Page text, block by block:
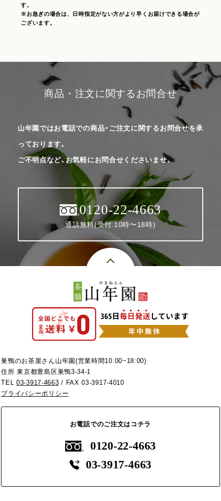
す。
※お急ぎの場合は、日時指定がない方がより早くお届けできる場合が
ございます。
商品・注文に関するお問合せ
山年園ではお電話での商品・ご注文に関するお問合せを承
っております。
ご不明点など、お気軽にお問合せくださいませ。
0120-22-4663
通話無料(受付:10時〜18時)
巣鴨のお茶屋さん山年園(営業時間10:00~18:00)
住所 東京都豊島区巣鴨3-34-1
TEL03-3917-4663 / FAX 03-3917-4010
プライバシーポリシー
お電話でのご注文はコチラ
0120-22-4663
03-3917-4663